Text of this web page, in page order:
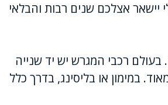
יישאר אצלכם שנים רבות והבלאי
רכבי המגרש יש יד שנייה
במימון או בליסינג, בדרך כלל